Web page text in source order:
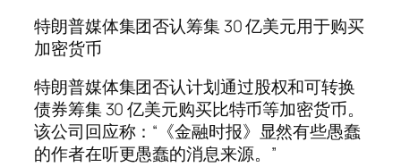
特朗普媒体集团否认筹集 30 亿美元用于购买
加密货币
特朗普媒体集团否认计划通过股权和可转换
债券筹集 30 亿美元购买比特币等加密货币。
该公司回应称：“《金融时报》显然有些愚蠢
的作者在听更愚蠢的消息来源。”